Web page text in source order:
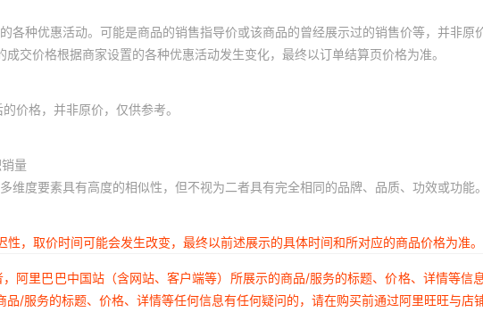
种优惠活动。可能是商品的销售指导价或该商品的曾经展示过的销售价等，并非原
交价格根据商家设置的各种优惠活动发生变化，最终以订单结算页价格为准。
价格，并非原价，仅供参考。
量
度要素具有高度的相似性，但不视为二者具有完全相同的品牌、品质、功效或功能。
，取价时间可能会发生改变，最终以前述展示的具体时间和所对应的商品价格为准。
阿里巴巴中国站（含网站、客户端等）所展示的商品/服务的标题、价格、详情等
/服务的标题、价格、详情等任何信息有任何疑问的，请在购买前通过阿里旺旺与